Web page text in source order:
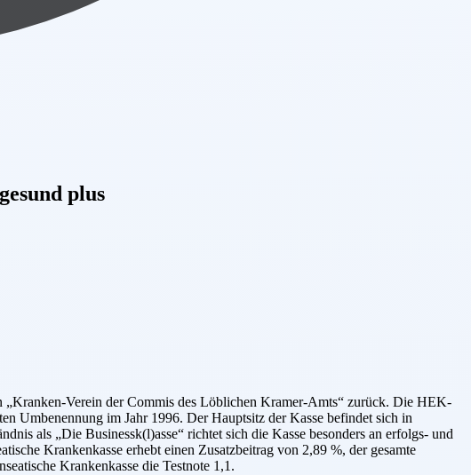
plus
„Kranken-Verein der Commis des Löblichen Kramer-Amts“ zurück. Die HEK-
Umbenennung im Jahr 1996. Der Hauptsitz der Kasse befindet sich in
als „Die Businessk(l)asse“ richtet sich die Kasse besonders an erfolgs- und
Krankenkasse erhebt einen Zusatzbeitrag von 2,89 %, der gesamte
Krankenkasse die Testnote 1,1.